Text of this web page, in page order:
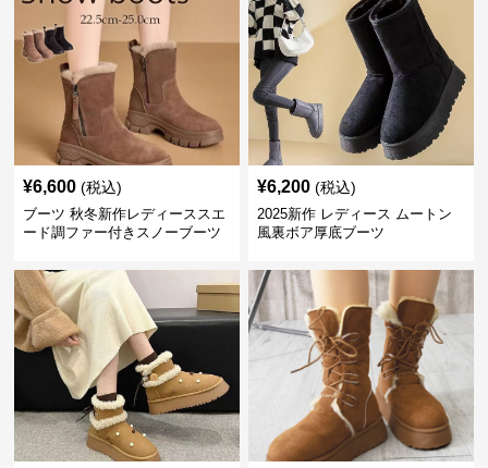
¥6,600 (税込)
ブーツ 秋冬新作レディーススエ
ード調ファー付きスノーブーツ
¥6,200 (税込)
2025新作 レディース ムートン
風裏ボア厚底ブーツ